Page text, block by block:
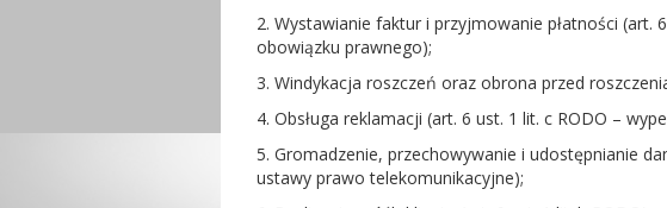
2. Wystawianie faktur i przyjmowanie płatności (art.
obowiązku prawnego);
3. Windykacja roszczeń oraz obrona przed
4. Obsługa reklamacji (art. 6 ust. 1 lit. c RODO –
5. Gromadzenie, przechowywanie i udostępnianie
ustawy prawo telekomunikacyjne);